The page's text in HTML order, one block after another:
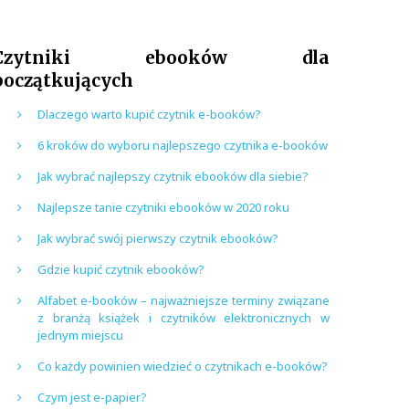
ebooków dla
Dlaczego warto kupić czytnik e-booków?
6 kroków do wyboru najlepszego czytnika e-booków
Jak wybrać najlepszy czytnik ebooków dla siebie?
Najlepsze tanie czytniki ebooków w 2020 roku
Jak wybrać swój pierwszy czytnik ebooków?
Gdzie kupić czytnik ebooków?
Alfabet e-booków – najważniejsze terminy związane
z branżą książek i czytników elektronicznych w
jednym miejscu
Co każdy powinien wiedzieć o czytnikach e-booków?
Czym jest e-papier?